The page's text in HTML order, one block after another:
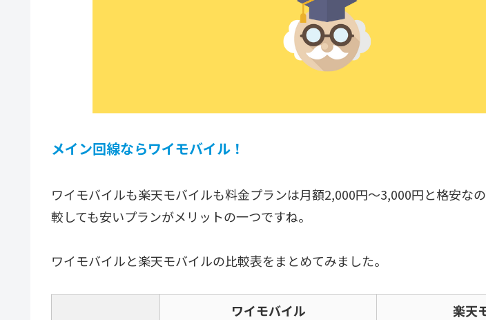
メイン回線ならワイモバイル！
ワイモバイルも楽天モバイルも料金プランは月額2,000円〜3,000円と格安な
較しても安いプランがメリットの一つですね。
ワイモバイルと楽天モバイルの比較表をまとめてみました。
ワイモバイル 楽天